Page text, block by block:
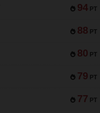
94 PT
88 PT
80 PT
79 PT
77 PT